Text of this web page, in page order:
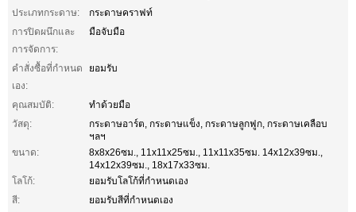
ประเภทกระดาษ:
กระดาษคราฟท์
การปิดผนึกและ
การจัดการ:
มือจับมือ
คำสั่งซื้อที่กำหนด
เอง:
ยอมรับ
คุณสมบัติ:
ทำด้วยมือ
วัสดุ:
กระดาษอาร์ต, กระดาษแข็ง, กระดาษลูกฟูก, กระดาษเคลือบ
ฯลฯ
ขนาด:
8x8x26ซม., 11x11x25ซม., 11x11x35ซม. 14x12x39ซม.,
14x12x39ซม., 18x17x33ซม.
โลโก้:
ยอมรับโลโก้ที่กำหนดเอง
สี:
ยอมรับสีที่กำหนดเอง